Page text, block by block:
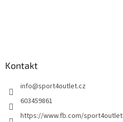
Kontakt
info@sport4outlet.cz
603459861
https://www.fb.com/sport4outlet